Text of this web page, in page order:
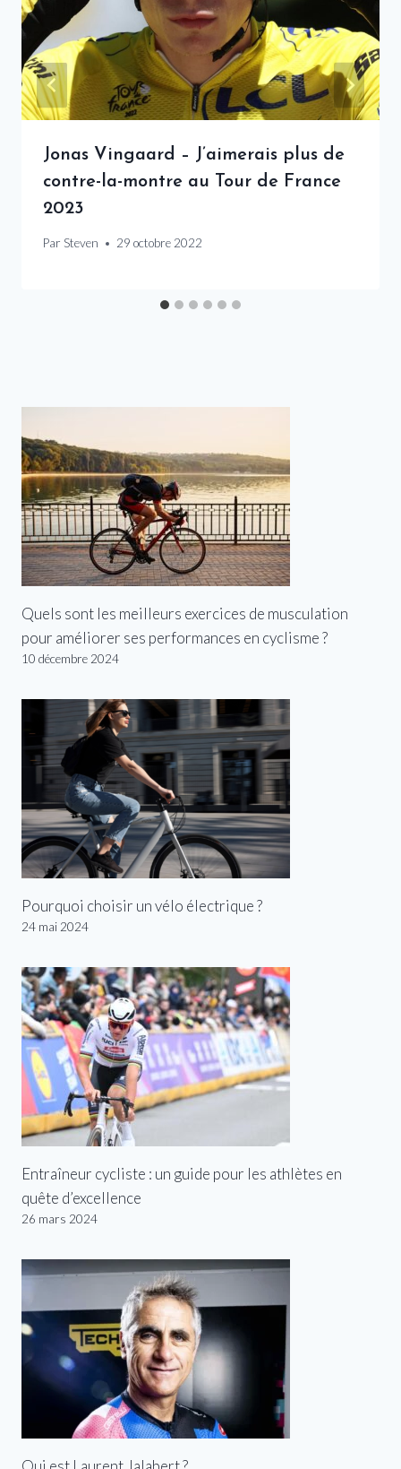
Jonas Vingaard – J’aimerais plus de
contre-la-montre au Tour de France
2023
Par Steven 29 octobre 2022
Quels sont les meilleurs exercices de musculation
pour améliorer ses performances en cyclisme ?
10 décembre 2024
Pourquoi choisir un vélo électrique ?
24 mai 2024
Entraîneur cycliste : un guide pour les athlètes en
quête d’excellence
26 mars 2024